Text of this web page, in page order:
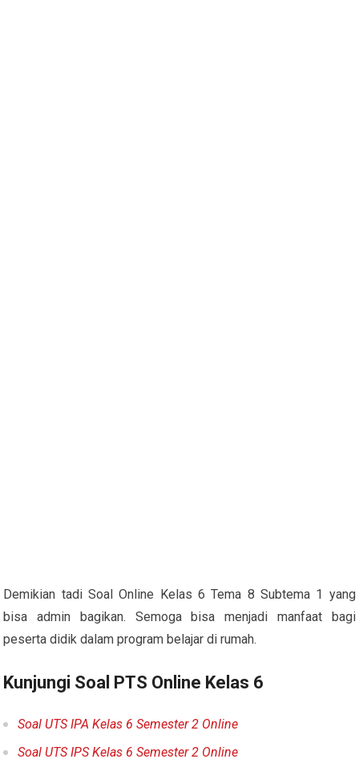
Demikian tadi Soal Online Kelas 6 Tema 8 Subtema 1 yang
bisa admin bagikan. Semoga bisa menjadi manfaat bagi
peserta didik dalam program belajar di rumah.
Kunjungi Soal PTS Online Kelas 6
Soal UTS IPA Kelas 6 Semester 2 Online
Soal UTS IPS Kelas 6 Semester 2 Online